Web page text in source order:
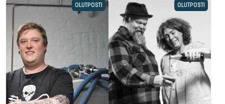
OLUTPOSTI OLUTPOSTI